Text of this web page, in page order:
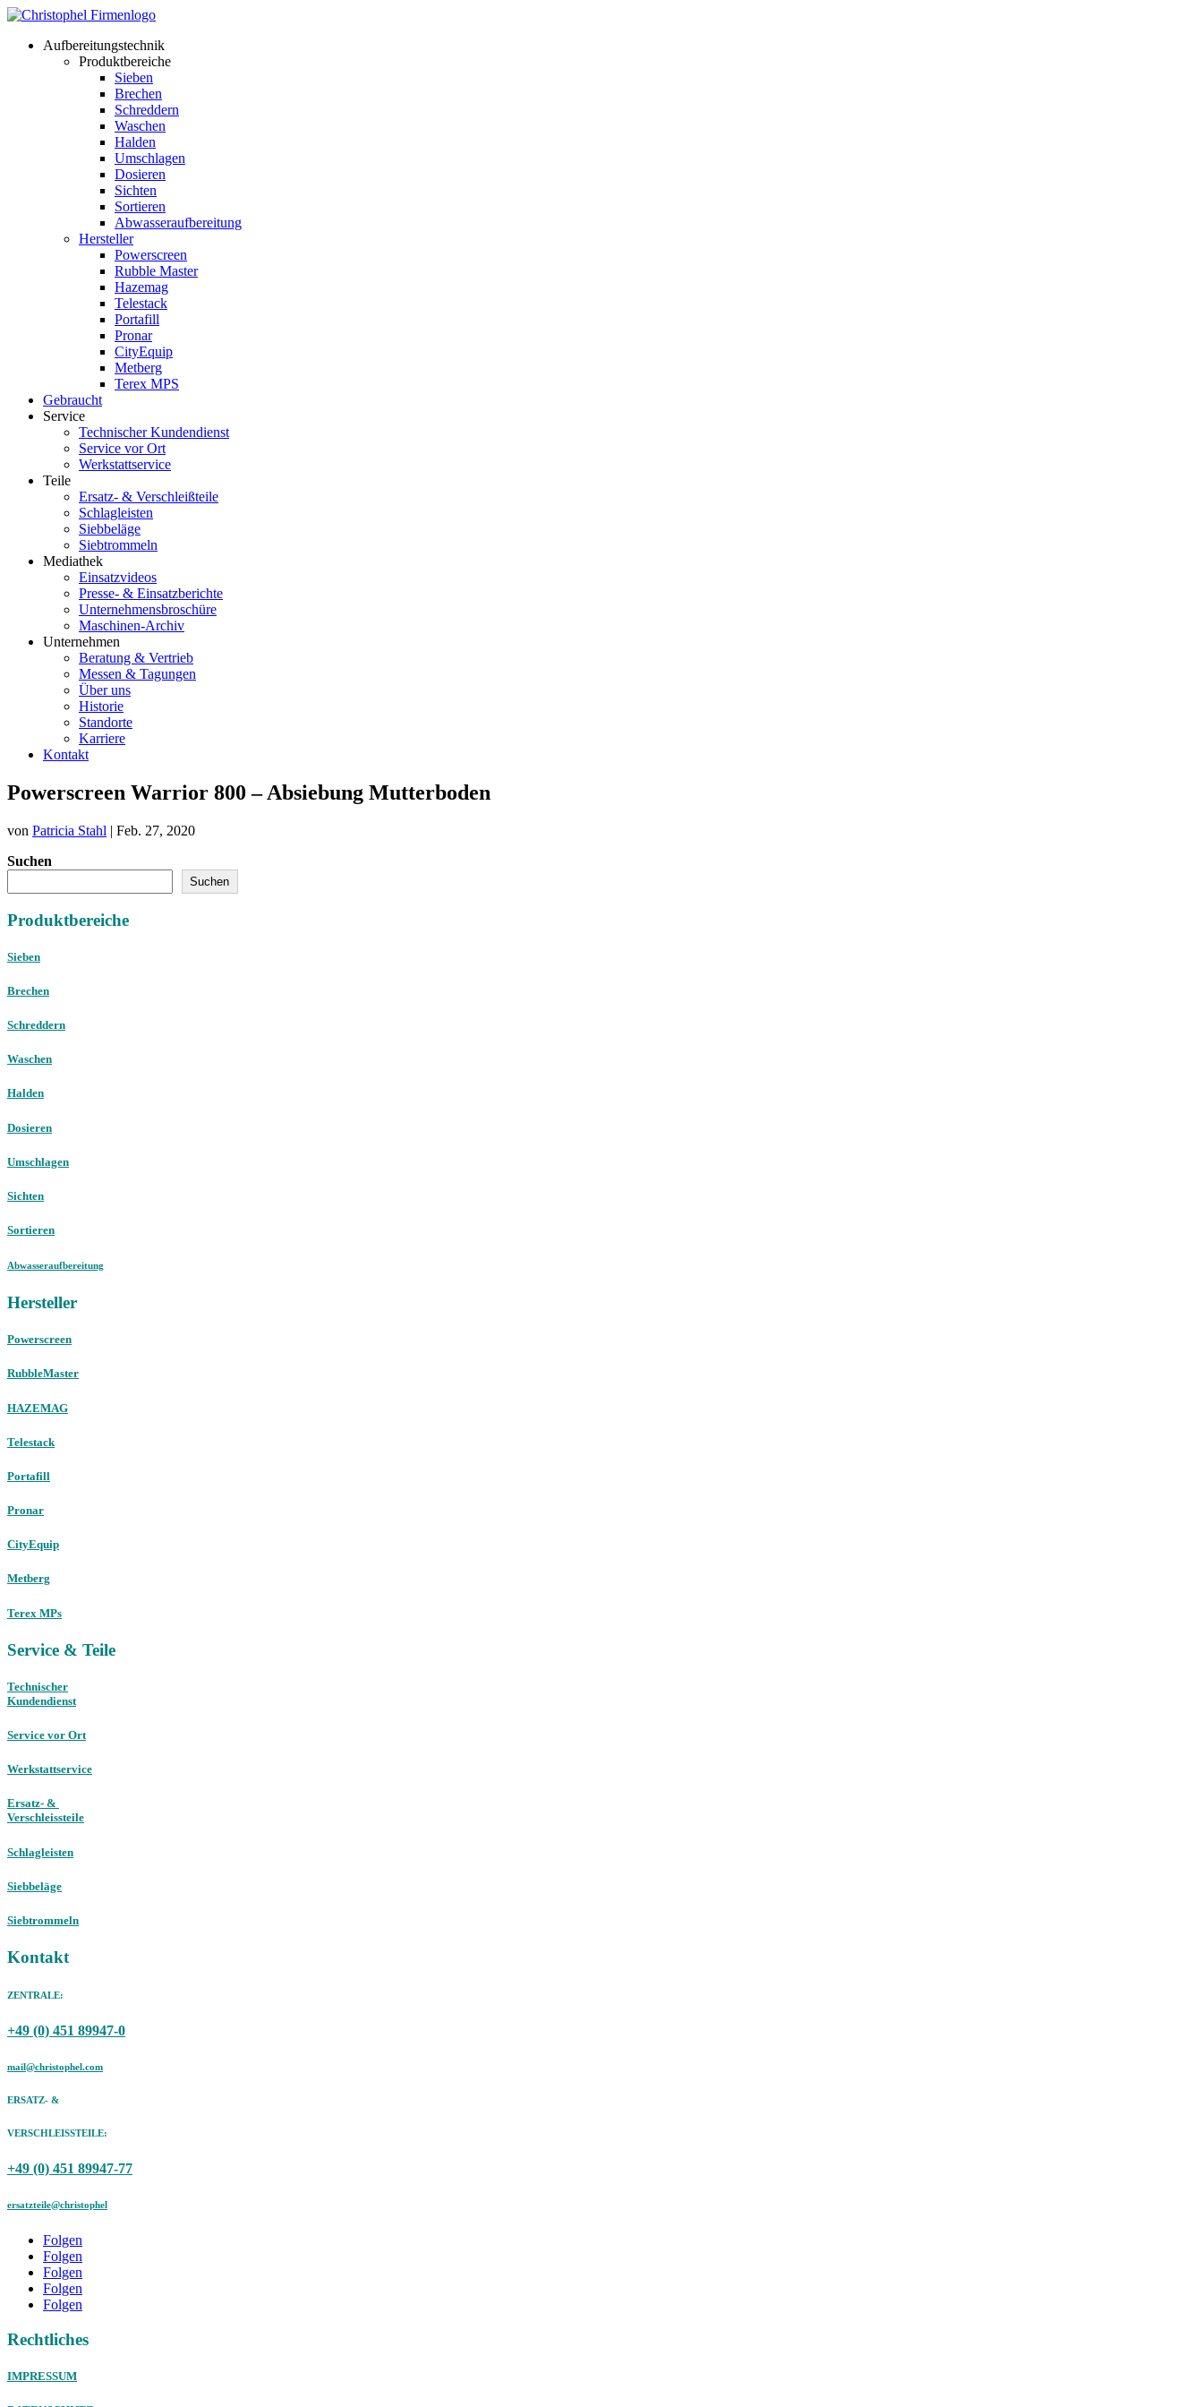
Aufbereitungstechnik
Produktbereiche
Sieben
Brechen
Schreddern
Waschen
Halden
Umschlagen
Dosieren
Sichten
Sortieren
Abwasseraufbereitung
Hersteller
Powerscreen
Rubble Master
Hazemag
Telestack
Portafill
Pronar
CityEquip
Metberg
Terex MPS
Gebraucht
Service
Technischer Kundendienst
Service vor Ort
Werkstattservice
Teile
Ersatz- & Verschleißteile
Schlagleisten
Siebbeläge
Siebtrommeln
Mediathek
Einsatzvideos
Presse- & Einsatzberichte
Unternehmensbroschüre
Maschinen-Archiv
Unternehmen
Beratung & Vertrieb
Messen & Tagungen
Über uns
Historie
Standorte
Karriere
Kontakt
Powerscreen Warrior 800 – Absiebung Mutterboden
von Patricia Stahl | Feb. 27, 2020
Suchen
Suchen
Produktbereiche
Sieben
Brechen
Schreddern
Waschen
Halden
Dosieren
Umschlagen
Sichten
Sortieren
Abwasseraufbereitung
Hersteller
Powerscreen
RubbleMaster
HAZEMAG
Telestack
Portafill
Pronar
CityEquip
Metberg
Terex MPs
Service & Teile
Technischer
Kundendienst
Service vor Ort
Werkstattservice
Ersatz- &
Verschleissteile
Schlagleisten
Siebbeläge
Siebtrommeln
Kontakt
ZENTRALE:
+49 (0) 451 89947-0
mail@christophel.com
ERSATZ- &
VERSCHLEISSTEILE:
+49 (0) 451 89947-77
ersatzteile@christophel
Folgen
Folgen
Folgen
Folgen
Folgen
Rechtliches
IMPRESSUM